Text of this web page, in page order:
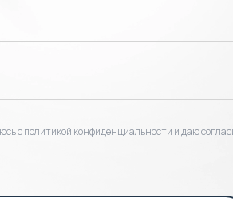
с политикой конфиденциальности и даю